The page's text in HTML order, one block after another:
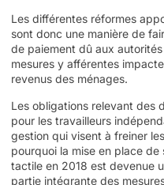
Les différentes réformes
sont donc une manière de
de paiement dû aux
mesures y afférentes
revenus des ménages.
Les obligations relevant des
pour les travailleurs
gestion qui visent à freiner
pourquoi la mise en place de
tactile en 2018 est devenue
partie intégrante des